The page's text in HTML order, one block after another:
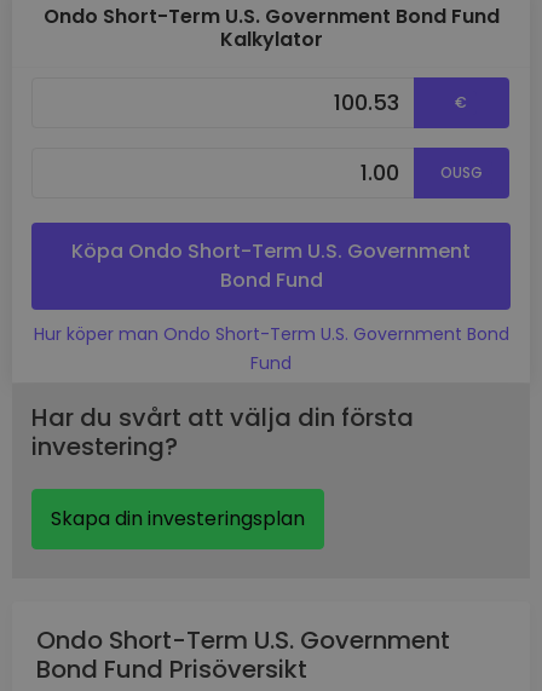
Ondo Short-Term U.S. Government Bond Fund
Kalkylator
€
OUSG
Köpa Ondo Short-Term U.S. Government
Bond Fund
Hur köper man Ondo Short-Term U.S. Government Bond
Fund
Har du svårt att välja din första
investering?
Skapa din investeringsplan
Ondo Short-Term U.S. Government
Bond Fund Prisöversikt